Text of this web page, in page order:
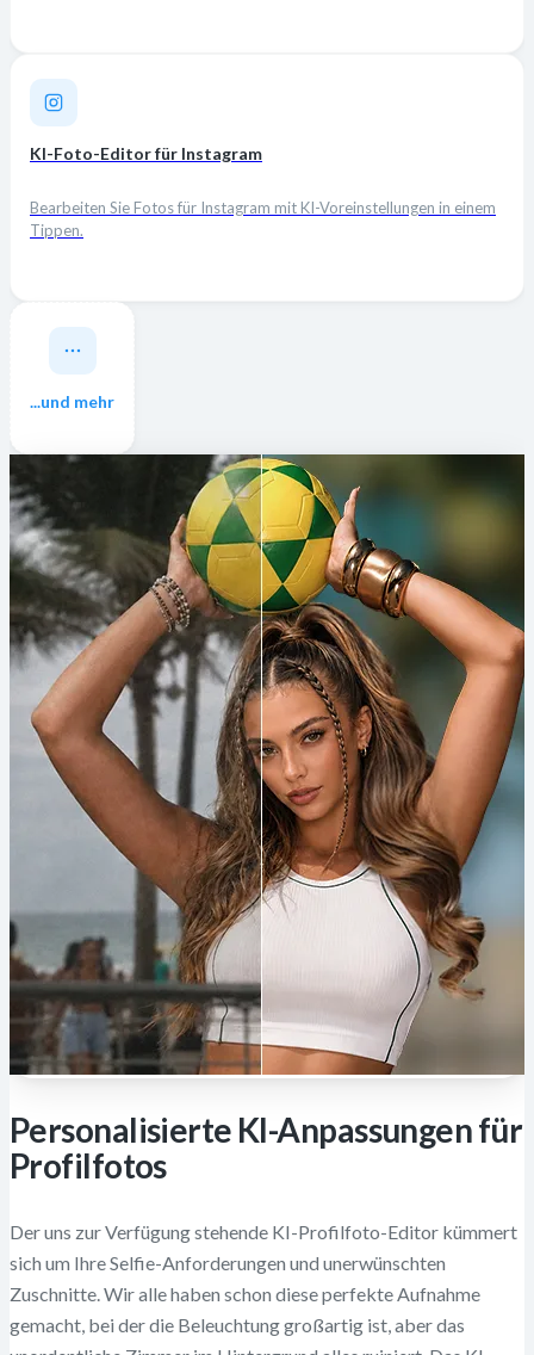
KI-Foto-Editor für Instagram
Bearbeiten Sie Fotos für Instagram mit KI-Voreinstellungen in einem
Tippen.
...und mehr
Personalisierte KI-Anpassungen für
Profilfotos
Der uns zur Verfügung stehende KI-Profilfoto-Editor kümmert
sich um Ihre Selfie-Anforderungen und unerwünschten
Zuschnitte. Wir alle haben schon diese perfekte Aufnahme
gemacht, bei der die Beleuchtung großartig ist, aber das